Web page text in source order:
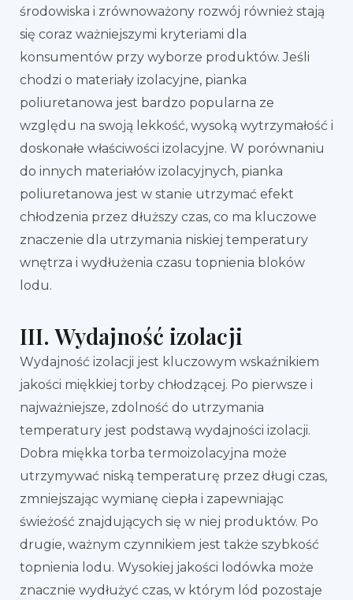
środowiska i zrównoważony rozwój również stają
się coraz ważniejszymi kryteriami dla
konsumentów przy wyborze produktów. Jeśli
chodzi o materiały izolacyjne, pianka
poliuretanowa jest bardzo popularna ze
względu na swoją lekkość, wysoką wytrzymałość i
doskonałe właściwości izolacyjne. W porównaniu
do innych materiałów izolacyjnych, pianka
poliuretanowa jest w stanie utrzymać efekt
chłodzenia przez dłuższy czas, co ma kluczowe
znaczenie dla utrzymania niskiej temperatury
wnętrza i wydłużenia czasu topnienia bloków
lodu.
III. Wydajność izolacji
Wydajność izolacji jest kluczowym wskaźnikiem
jakości miękkiej torby chłodzącej. Po pierwsze i
najważniejsze, zdolność do utrzymania
temperatury jest podstawą wydajności izolacji.
Dobra miękka torba termoizolacyjna może
utrzymywać niską temperaturę przez długi czas,
zmniejszając wymianę ciepła i zapewniając
świeżość znajdujących się w niej produktów. Po
drugie, ważnym czynnikiem jest także szybkość
topnienia lodu. Wysokiej jakości lodówka może
znacznie wydłużyć czas, w którym lód pozostaje